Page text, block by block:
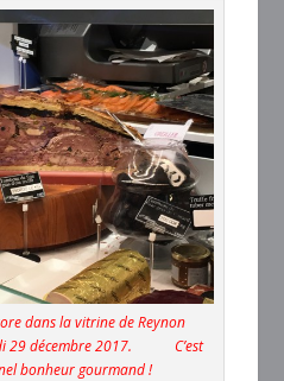
dans la vitrine de Reynon
29 décembre 2017. C’est
bonheur gourmand !